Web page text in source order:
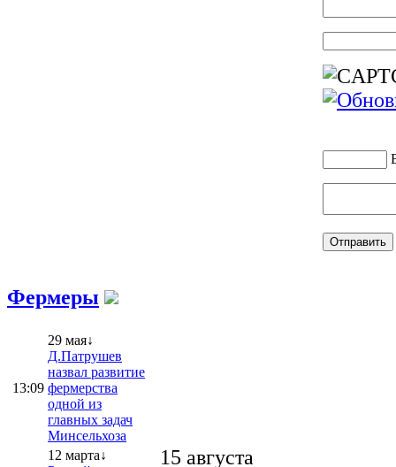
Фермеры
13:09
29 мая↓
Д.Патрушев
назвал развитие
фермерства
одной из
главных задач
Минсельхоза
12 марта↓
15 августа